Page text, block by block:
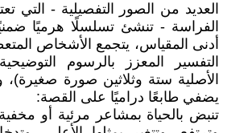
العديد من الصور التفصيلية - التي
الفراسة - تنشئ تسلسلًا هرميًا
أدنى المقياس، يتجمع الأشخاص
التفسير المعزز بالرسوم
الأصلية ستة وثلاثين صورة
يضفي طابعًا دراميًا على القصة:
تنبض بالحياة بمشاعر مرئية أو